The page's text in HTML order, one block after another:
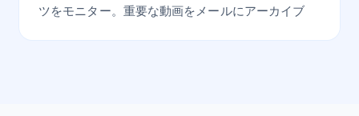
ツをモニター。重要な動画をメールにアーカイブ